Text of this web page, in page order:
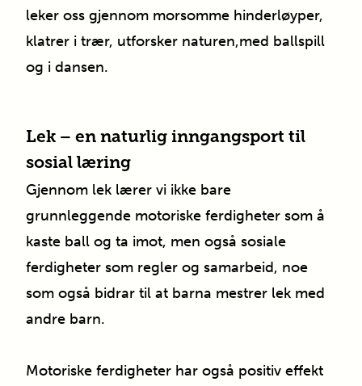
leker oss gjennom morsomme hinderløyper,
klatrer i trær, utforsker naturen,med ballspill
og i dansen.
Lek – en naturlig inngangsport til
sosial læring
Gjennom lek lærer vi ikke bare
grunnleggende motoriske ferdigheter som å
kaste ball og ta imot, men også sosiale
ferdigheter som regler og samarbeid, noe
som også bidrar til at barna mestrer lek med
andre barn.
Motoriske ferdigheter har også positiv effekt